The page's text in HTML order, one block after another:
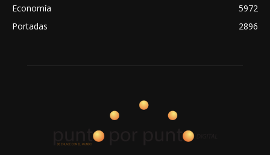
Economía
5972
Portadas
2896